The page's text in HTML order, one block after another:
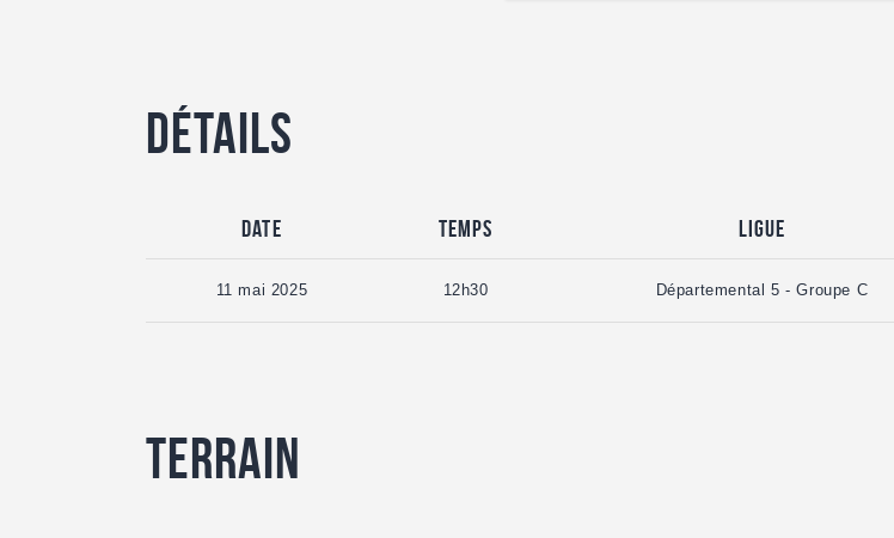
Détails
Date Temps Ligue
11 mai 2025 12h30 Départemental 5 - Groupe C
Terrain